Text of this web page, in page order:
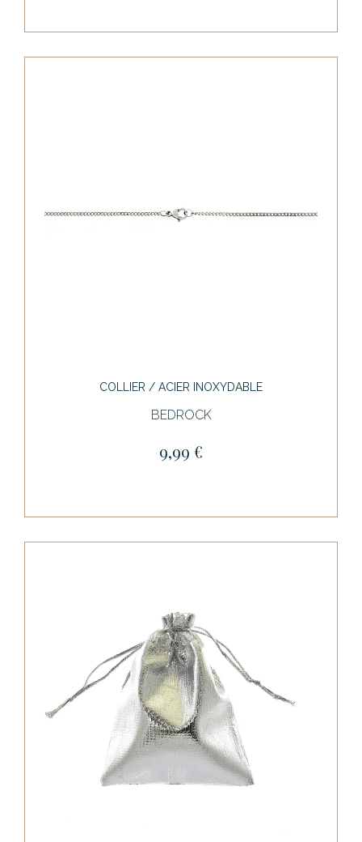
COLLIER / ACIER INOXYDABLE
BEDROCK
9,99 €